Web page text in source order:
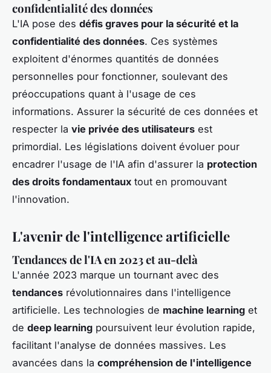
confidentialité des données
L'IA pose des défis graves pour la sécurité et la
confidentialité des données. Ces systèmes
exploitent d'énormes quantités de données
personnelles pour fonctionner, soulevant des
préoccupations quant à l'usage de ces
informations. Assurer la sécurité de ces données et
respecter la vie privée des utilisateurs est
primordial. Les législations doivent évoluer pour
encadrer l'usage de l'IA afin d'assurer la protection
des droits fondamentaux tout en promouvant
l'innovation.
L'avenir de l'intelligence artificielle
Tendances de l'IA en 2023 et au-delà
L'année 2023 marque un tournant avec des
tendances révolutionnaires dans l'intelligence
artificielle. Les technologies de machine learning et
de deep learning poursuivent leur évolution rapide,
facilitant l'analyse de données massives. Les
avancées dans la compréhension de l'intelligence